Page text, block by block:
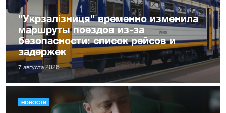
"Укрзалізниця" временно изменила
маршруты поездов из-за
безопасности: список рейсов и
задержек
7 августа 2026
НОВОСТИ